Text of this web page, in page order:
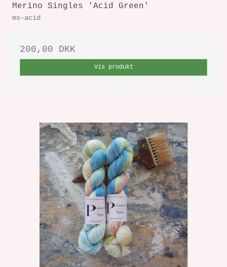
Merino Singles 'Acid Green'
ms-acid
200,00 DKK
Vis produkt